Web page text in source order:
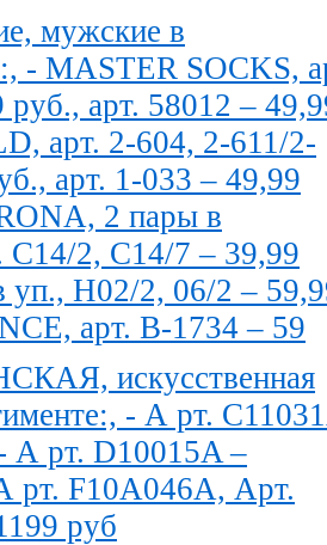
мужские в
- MASTER SOCKS,
руб., арт. 58012 –
арт. 2-604, 2-611/2-
арт. 1-033 – 49,99
2 пары в
С14/2, С14/7 – 39,99
уп., Н02/2, 06/2 –
арт. В-1734 – 59
искусственная
- А рт.
А рт. D10015A –
рт. F10A046A, Арт.
руб